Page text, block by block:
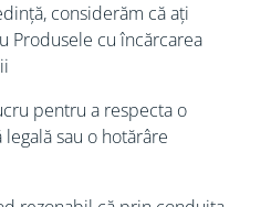
considerăm că ați
Produsele cu încărcarea
pentru a respecta o
sau o hotărâre